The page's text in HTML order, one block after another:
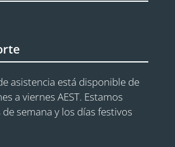
asistencia está disponible de
a viernes AEST. Estamos
semana y los días festivos